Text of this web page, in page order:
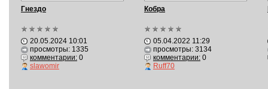
Гнездо
20.05.2024 10:01
просмотры: 1335
комментарии:0
slawomir
Кобра
05.04.2022 11:29
просмотры: 3134
комментарии:0
Ruff70